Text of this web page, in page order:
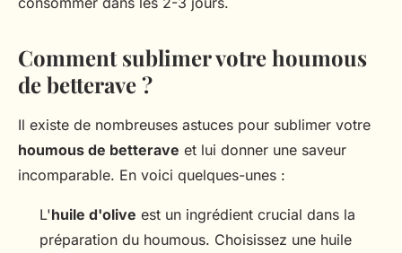
Comment sublimer votre houmous
de betterave ?
Il existe de nombreuses astuces pour sublimer votre
houmous de betterave et lui donner une saveur
incomparable. En voici quelques-unes :
L'huile d'olive est un ingrédient crucial dans la
préparation du houmous. Choisissez une huile